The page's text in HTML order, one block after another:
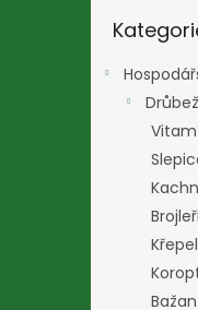
kategorie
Drůbež